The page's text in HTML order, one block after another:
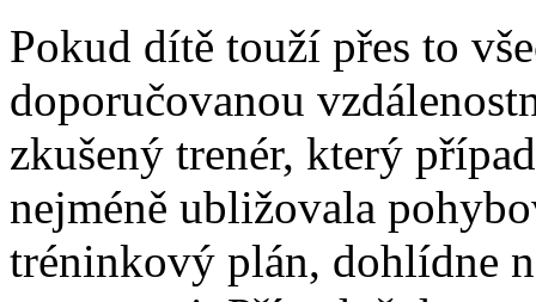
Pokud dítě touží přes to
doporučovanou
zkušený trenér, který
nejméně ubližovala
tréninkový plán, dohlídne